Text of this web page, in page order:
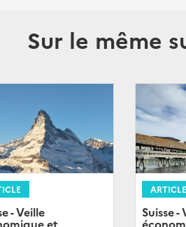
Sur le même
- Veille
et
ARTICLE
Suisse -